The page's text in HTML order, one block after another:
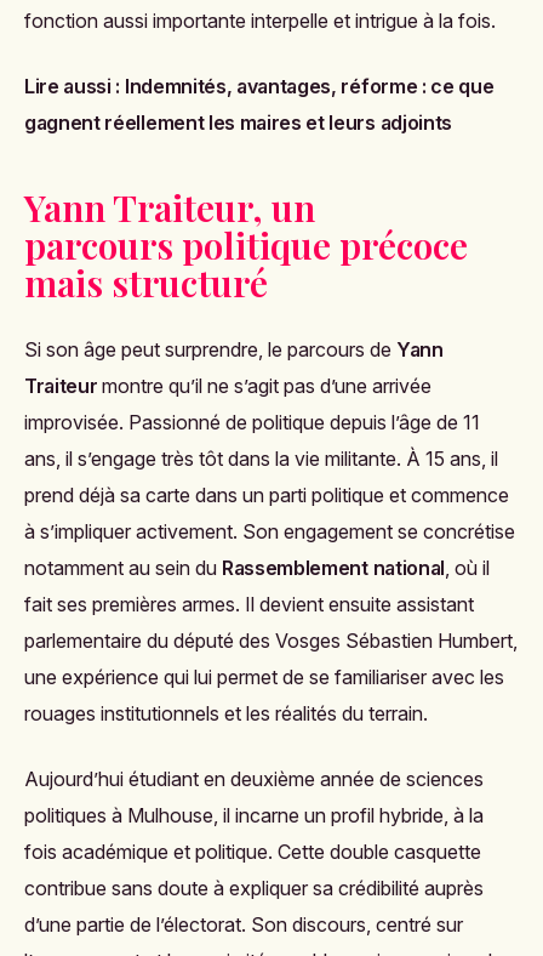
fonction aussi importante interpelle et intrigue à la fois.
Lire aussi : Indemnités, avantages, réforme : ce que
gagnent réellement les maires et leurs adjoints
Yann Traiteur, un
parcours politique précoce
mais structuré
Si son âge peut surprendre, le parcours de Yann
Traiteur montre qu’il ne s’agit pas d’une arrivée
improvisée. Passionné de politique depuis l’âge de 11
ans, il s’engage très tôt dans la vie militante. À 15 ans, il
prend déjà sa carte dans un parti politique et commence
à s’impliquer activement. Son engagement se concrétise
notamment au sein du Rassemblement national, où il
fait ses premières armes. Il devient ensuite assistant
parlementaire du député des Vosges Sébastien Humbert,
une expérience qui lui permet de se familiariser avec les
rouages institutionnels et les réalités du terrain.
Aujourd’hui étudiant en deuxième année de sciences
politiques à Mulhouse, il incarne un profil hybride, à la
fois académique et politique. Cette double casquette
contribue sans doute à expliquer sa crédibilité auprès
d’une partie de l’électorat. Son discours, centré sur